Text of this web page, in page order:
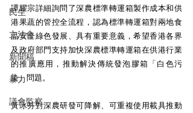
民生
立法會
新聞稿
暴力
議會監察
譚耀宗詳細詢問了深農標準轉運箱製作成本和供
港果蔬的管控全流程，認為標準轉運箱對兩地食
品安全綠色發展、具有重要意義，希望香港各界
及政府部門支持加快深農標準轉運箱在供港行業
的推廣應用，推動解決傳統發泡膠箱「白色污
染」問題。
黃冰芬對深農研發可降解、可重複使用載具推動